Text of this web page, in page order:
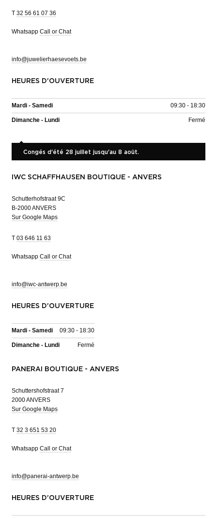
T 32 56 61 07 36
Whatsapp Call or Chat
info@juwelierhaesevoets.be
HEURES D'OUVERTURE
Mardi - Samedi 09:30 - 18:30
Dimanche - Lundi Fermé
Congés d'été 28 juillet jusqu'au 8 août.
IWC SCHAFFHAUSEN BOUTIQUE - ANVERS
Schutterhofstraat 9C
B-2000 ANVERS
Sur Google Maps
T 03 646 11 63
Whatsapp Call or Chat
info@iwc-antwerp.be
HEURES D'OUVERTURE
Mardi - Samedi 09:30 - 18:30
Dimanche - Lundi Fermé
PANERAI BOUTIQUE - ANVERS
Schuttershofstraat 7
2000 ANVERS
Sur Google Maps
T 32 3 651 53 20
Whatsapp Call or Chat
info@panerai-antwerp.be
HEURES D'OUVERTURE